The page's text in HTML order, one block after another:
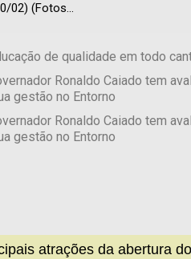
02) (Fotos...
de qualidade em todo
Ronaldo Caiado tem
gestão no Entorno
Ronaldo Caiado tem
gestão no Entorno
atrações da abertura